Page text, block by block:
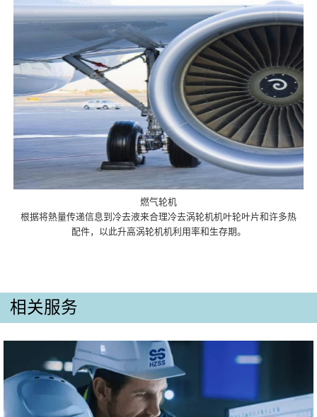
燃气轮机
根据将熱量传递信息到冷去液来合理冷去涡轮机机叶轮叶片和许多热
配件，以此升高涡轮机机利用率和生存期。
相关服务